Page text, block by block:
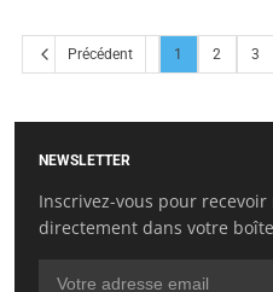
Précédent 1 2 3
NEWSLETTER
Inscrivez-vous pour
directement dans votre